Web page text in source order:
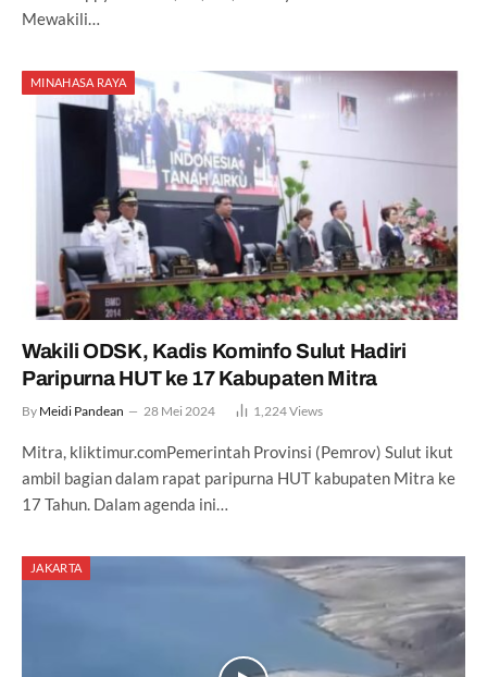
Mewakili…
MINAHASA RAYA
Wakili ODSK, Kadis Kominfo Sulut Hadiri
Paripurna HUT ke 17 Kabupaten Mitra
By Meidi Pandean 28 Mei 2024 1,224Views
Mitra, kliktimur.comPemerintah Provinsi (Pemrov) Sulut ikut
ambil bagian dalam rapat paripurna HUT kabupaten Mitra ke
17 Tahun. Dalam agenda ini…
JAKARTA